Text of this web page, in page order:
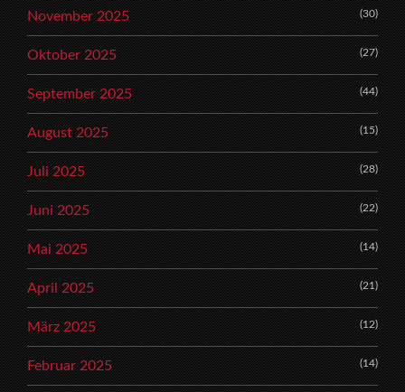
November 2025 (30)
Oktober 2025 (27)
September 2025 (44)
August 2025 (15)
Juli 2025 (28)
Juni 2025 (22)
Mai 2025 (14)
April 2025 (21)
März 2025 (12)
Februar 2025 (14)